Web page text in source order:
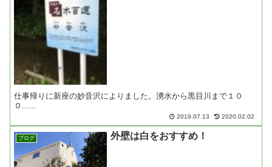
仕事帰りに新座の妙音沢によりました。湧水から黒目川まで１０
０......
2019.07.13 2020.02.02
ブログ 外壁は白をおすすめ！